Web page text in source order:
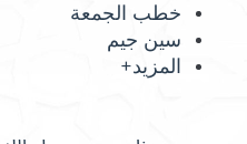
خطب الجمعة
سين جيم
المزيد+